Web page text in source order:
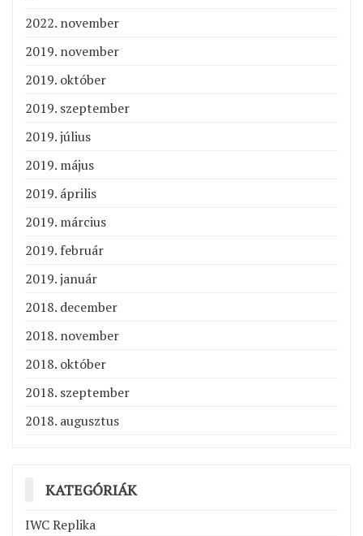
2022. november
2019. november
2019. október
2019. szeptember
2019. július
2019. május
2019. április
2019. március
2019. február
2019. január
2018. december
2018. november
2018. október
2018. szeptember
2018. augusztus
KATEGÓRIÁK
IWC Replika